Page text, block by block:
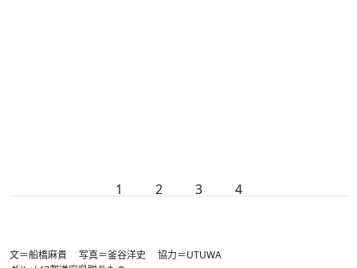
1 2 3 4
文＝船橋麻貴 写真＝釜谷洋史 協力＝UTUWA